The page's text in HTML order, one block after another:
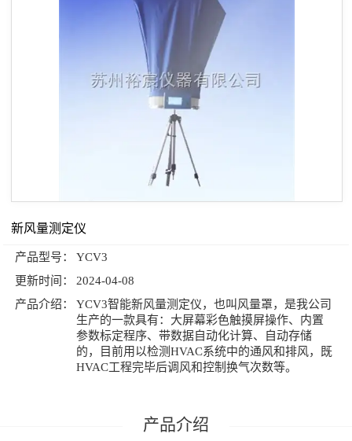
新风量测定仪
产品型号：
YCV3
更新时间：
2024-04-08
产品介绍：
YCV3智能新风量测定仪，也叫风量罩，是我公司
生产的一款具有：大屏幕彩色触摸屏操作、内置
参数标定程序、带数据自动化计算、自动存储
的，目前用以检测HVAC系统中的通风和排风，既
HVAC工程完毕后调风和控制换气次数等。